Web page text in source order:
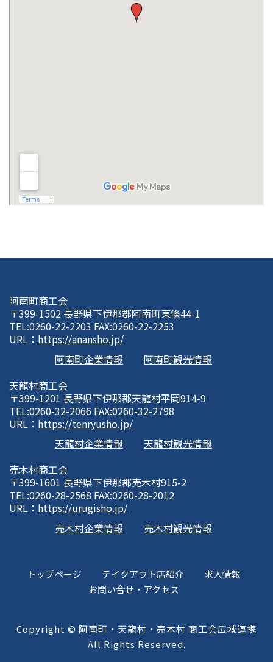
阿南町商工会
〒399-1502 長野県下伊那郡阿南町東條44-1
TEL:0260-22-2203 FAX:0260-22-2253
URL： https://anansho.jp/
阿南町企業情報
阿南町観光情報
天龍村商工会
〒399-1201 長野県下伊那郡天龍村平岡914-9
TEL:0260-32-2066 FAX:0260-32-2798
URL： https://tenryusho.jp/
天龍村企業情報
天龍村観光情報
売木村商工会
〒399-1601 長野県下伊那郡売木村915-2
TEL:0260-28-2568 FAX:0260-28-2012
URL： https://urugisho.jp/
売木村企業情報
売木村観光情報
トップページ テイクアウト店紹介
求人情報
お問い合せ・アクセス
Copyright © 阿南町・天龍村・売木村 商工会広域連携
All Rights Reserved.